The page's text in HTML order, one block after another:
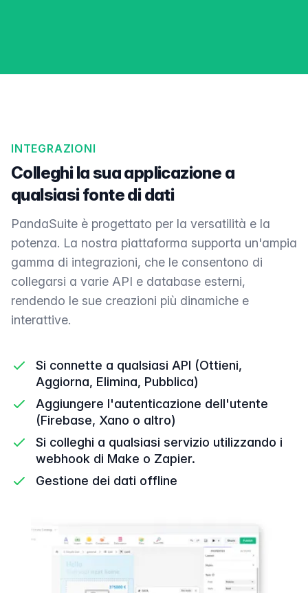
INTEGRAZIONI
Colleghi la sua applicazione a
qualsiasi fonte di dati
PandaSuite è progettato per la versatilità e la
potenza. La nostra piattaforma supporta un'ampia
gamma di integrazioni, che le consentono di
collegarsi a varie API e database esterni,
rendendo le sue creazioni più dinamiche e
interattive.
Si connette a qualsiasi API (Ottieni,
Aggiorna, Elimina, Pubblica)
Aggiungere l'autenticazione dell'utente
(Firebase, Xano o altro)
Si colleghi a qualsiasi servizio utilizzando i
webhook di Make o Zapier.
Gestione dei dati offline